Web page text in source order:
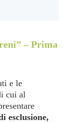
– Prima
e le
cui al
esclusione,